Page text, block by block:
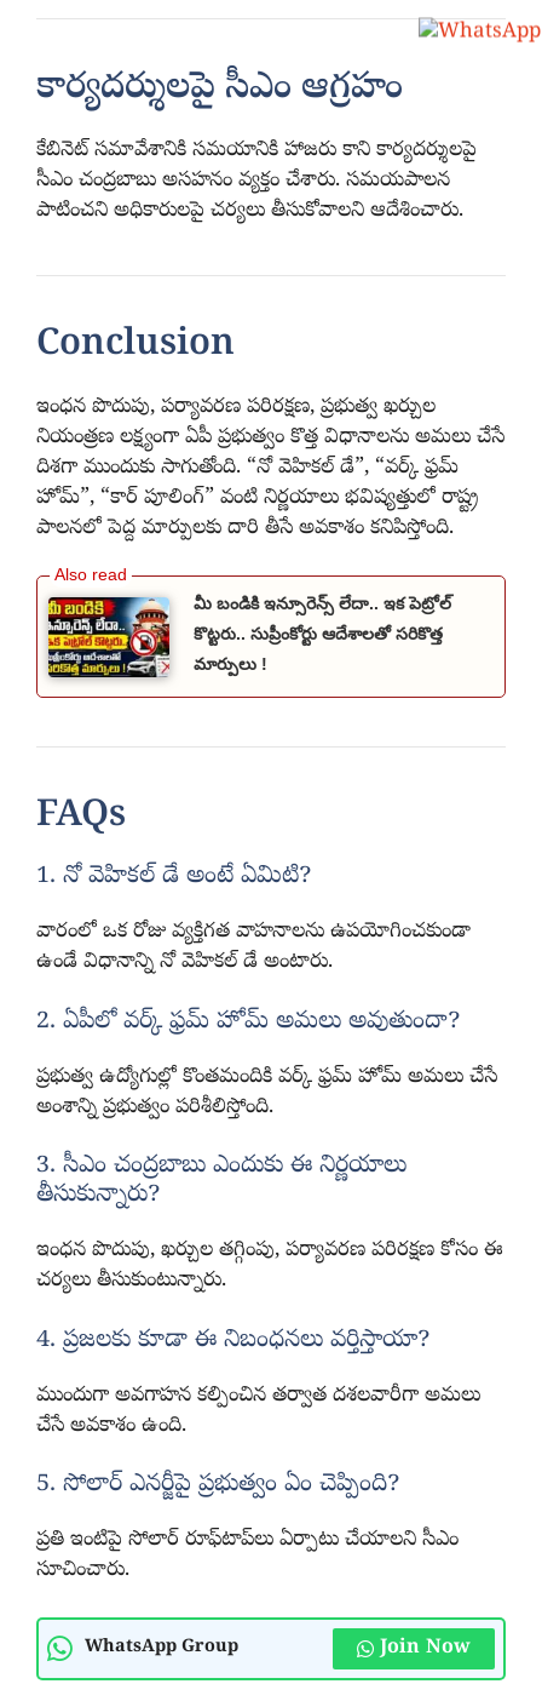
కార్యదర్శులపై సీఎం ఆగ్రహం
కేబినెట్ సమావేశానికి సమయానికి హాజరు కాని కార్యదర్శులపై
సీఎం చంద్రబాబు అసహనం వ్యక్తం చేశారు. సమయపాలన
పాటించని అధికారులపై చర్యలు తీసుకోవాలని ఆదేశించారు.
Conclusion
ఇంధన పొదుపు, పర్యావరణ పరిరక్షణ, ప్రభుత్వ ఖర్చుల
నియంత్రణ లక్ష్యంగా ఏపీ ప్రభుత్వం కొత్త విధానాలను అమలు చేసే
దిశగా ముందుకు సాగుతోంది. “నో వెహికల్ డే”, “వర్క్ ఫ్రమ్
హోమ్”, “కార్ పూలింగ్” వంటి నిర్ణయాలు భవిష్యత్తులో రాష్ట్ర
పాలనలో పెద్ద మార్పులకు దారి తీసే అవకాశం కనిపిస్తోంది.
మీ బండికి ఇన్సూరెన్స్ లేదా.. ఇక పెట్రోల్
కొట్టరు.. సుప్రీంకోర్టు ఆదేశాలతో సరికొత్త
మార్పులు !
FAQs
1. నో వెహికల్ డే అంటే ఏమిటి?
వారంలో ఒక రోజు వ్యక్తిగత వాహనాలను ఉపయోగించకుండా
ఉండే విధానాన్ని నో వెహికల్ డే అంటారు.
2. ఏపీలో వర్క్ ఫ్రమ్ హోమ్ అమలు అవుతుందా?
ప్రభుత్వ ఉద్యోగుల్లో కొంతమందికి వర్క్ ఫ్రమ్ హోమ్ అమలు చేసే
అంశాన్ని ప్రభుత్వం పరిశీలిస్తోంది.
3. సీఎం చంద్రబాబు ఎందుకు ఈ నిర్ణయాలు
తీసుకున్నారు?
ఇంధన పొదుపు, ఖర్చుల తగ్గింపు, పర్యావరణ పరిరక్షణ కోసం ఈ
చర్యలు తీసుకుంటున్నారు.
4. ప్రజలకు కూడా ఈ నిబంధనలు వర్తిస్తాయా?
ముందుగా అవగాహన కల్పించిన తర్వాత దశలవారీగా అమలు
చేసే అవకాశం ఉంది.
5. సోలార్ ఎనర్జీపై ప్రభుత్వం ఏం చెప్పింది?
ప్రతి ఇంటిపై సోలార్ రూఫ్‌టాప్‌లు ఏర్పాటు చేయాలని సీఎం
సూచించారు.
WhatsApp Group Join Now